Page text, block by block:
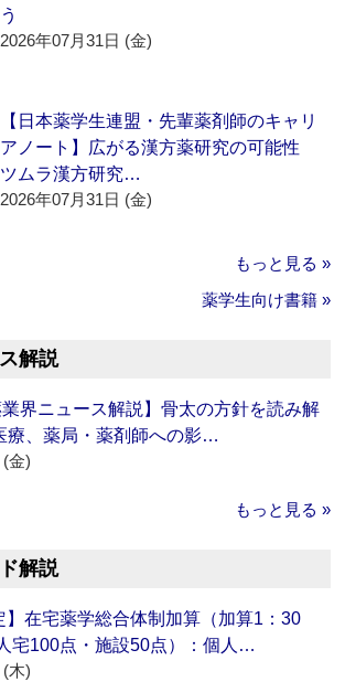
う
2026年07月31日 (金)
【日本薬学生連盟・先輩薬剤師のキャリ
アノート】広がる漢方薬研究の可能性
ツムラ漢方研究…
2026年07月31日 (金)
もっと見る »
薬学生向け書籍 »
解説
業界ニュース解説】骨太の方針を読み解
療、薬局・薬剤師への影…
金)
もっと見る »
解説
】在宅薬学総合体制加算（加算1：30
宅100点・施設50点）：個人…
木)